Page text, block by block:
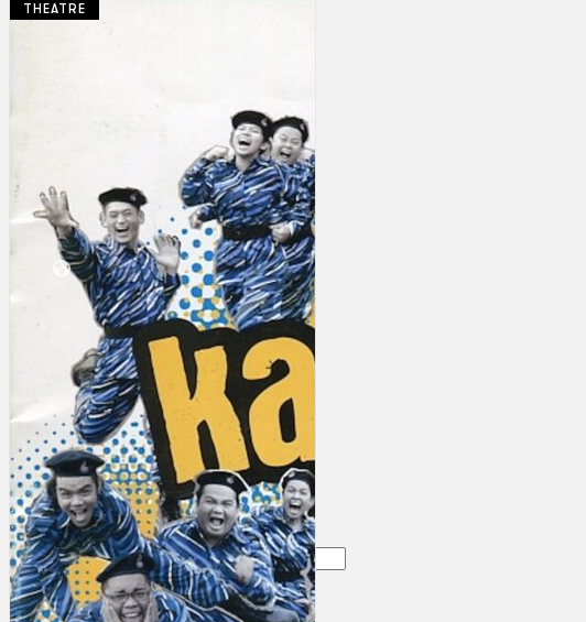
Penapisan
Sejarah Lisan
Mengenai Kami
Hubungi Kami
BM
EN
Cari laman web
Gelintar
THEATRE